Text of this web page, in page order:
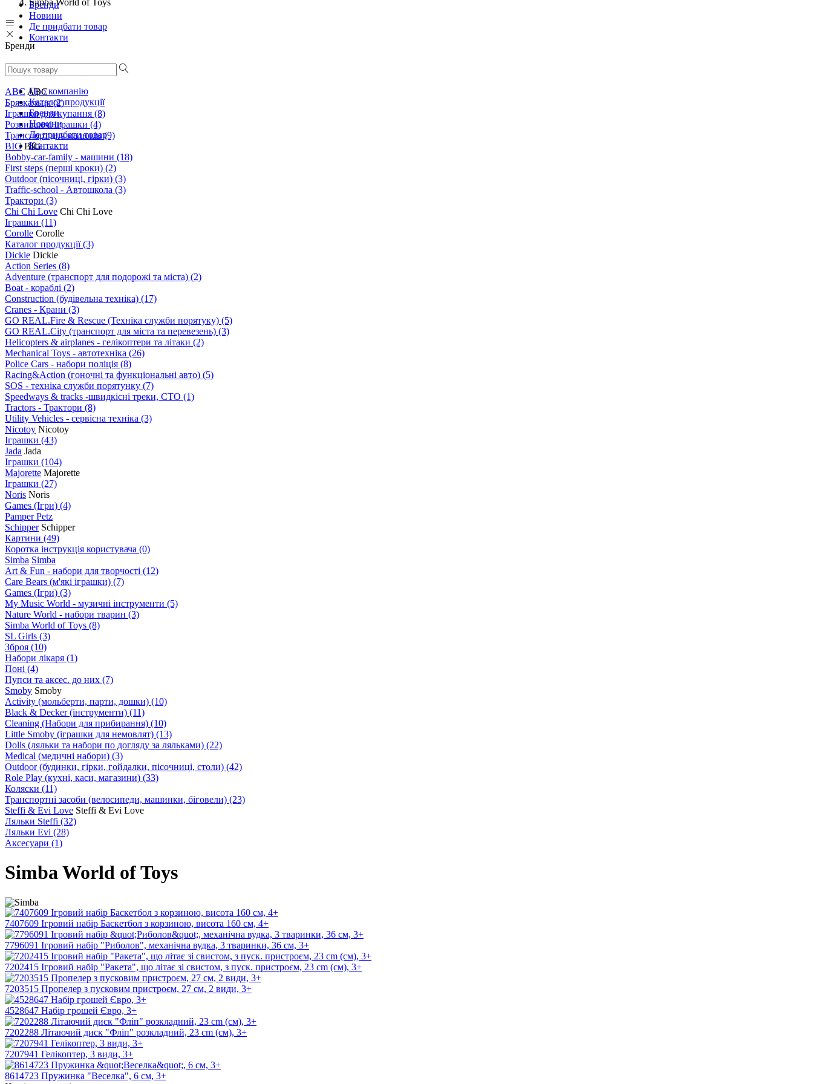
Бренди
Новини
Де придбати товар
Контакти
Про компанію
Каталог продукції
Бренди
Новини
Де придбати товар
Контакти
Simba World of Toys
Бренди
ABC ABC
Брязкальця(2)
Іграшки для купання (8)
Розвиваючі іграшки (4)
Транспорт для малюків(9)
BIG BIG
Bobby-car-family - машини (18)
First steps (перші кроки) (2)
Outdoor (пісочниці, гірки) (3)
Traffic-school - Автошкола (3)
Трактори (3)
Chi Chi Love Chi Chi Love
Іграшки (11)
Corolle Corolle
Каталог продукції(3)
Dickie Dickie
Action Series (8)
Adventure (транспорт для подорожі та міста) (2)
Boat - кораблі (2)
Construction (будівельна техніка) (17)
Cranes - Крани (3)
GO REAL.Fire & Rescue (Техніка служби порятуку) (5)
GO REAL.City (транспорт для міста та перевезень) (3)
Helicopters & airplanes - гелікоптери та літаки (2)
Mechanical Toys - автотехніка (26)
Police Cars - набори поліція (8)
Racing&Action (гоночні та функціональні авто) (5)
SOS - техніка служби порятунку (7)
Speedways & tracks -швидкісні треки, СТО (1)
Tractors - Трактори (8)
Utility Vehicles - сервісна техніка (3)
Nicotoy Nicotoy
Іграшки (43)
Jada Jada
Іграшки (104)
Majorette Majorette
Іграшки (27)
Noris Noris
Games (Ігри) (4)
Pamper Petz
Schipper Schipper
Картини (49)
Коротка інструкція користувача (0)
Simba Simba
Art & Fun - набори для творчості (12)
Care Bears (м'які іграшки) (7)
Games (Ігри) (3)
My Music World - музичні інструменти (5)
Nature World - набори тварин (3)
Simba World of Toys (8)
SL Girls (3)
Зброя (10)
Набори лікаря (1)
Поні (4)
Пупси та аксес. до них (7)
Smoby Smoby
Аctivity (мольберти, парти, дошки) (10)
Black & Decker (інструменти) (11)
Cleaning (Набори для прибирання) (10)
Little Smoby (іграшки для немовлят) (13)
Dolls (ляльки та набори по догляду за ляльками) (22)
Medical (медичні набори) (3)
Outdoor (будинки, гірки, гойдалки, пісочниці, столи) (42)
Role Play (кухні, каси, магазини) (33)
Коляски (11)
Транспортні засоби (велосипеди, машинки, біговели) (23)
Steffi & Evi Love Steffi & Evi Love
Ляльки Steffi (32)
Ляльки Evi (28)
Аксесуари (1)
Simba World of Toys
7407609 Ігровий набір Баскетбол з корзиною, висота 160 см, 4+
7796091 Ігровий набір "Риболов", механічна вудка, 3 тваринки, 36 см, 3+
7202415 Ігровий набір "Ракета", що літає зі свистом, з пуск. пристроєм, 23 cm (см), 3+
7203515 Пропелер з пусковим пристроєм, 27 см, 2 види, 3+
4528647 Набір грошей Євро, 3+
7202288 Літаючий диск "Фліп" розкладний, 23 cm (см), 3+
7207941 Гелікоптер, 3 види, 3+
8614723 Пружинка "Веселка", 6 см, 3+